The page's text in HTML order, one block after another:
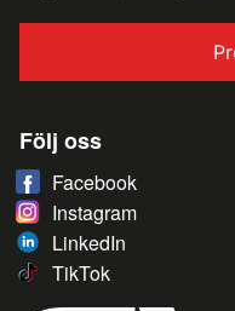
Följ oss
Facebook
Instagram
LinkedIn
TikTok